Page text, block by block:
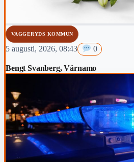
VAGGERYDS KOMMUN
5 augusti, 2026, 08:43 0
Bengt Svanberg, Värnamo